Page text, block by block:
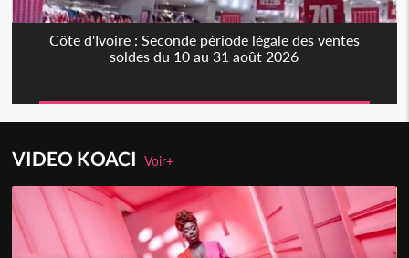
Côte d'Ivoire : Seconde période légale des ventes
soldes du 10 au 31 août 2026
VIDEO KOACIVoir+